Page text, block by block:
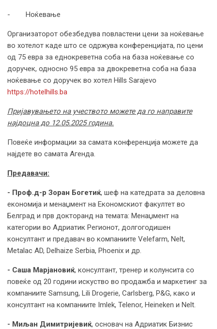
- Ноќевање
Организаторот обезбедува повластени цени за ноќевање
во хотелот каде што се одржува конференцијата, по цени
од 75 евра за еднокреветна соба на база ноќевање со
доручек, односно 95 евра за двокреветна соба на база
ноќевање со доручек во хотел Hills Sarajevo
https://hotelhills.ba
Пријавувањето на учеството можете да го направите
најдоцна до 12.05.2025 година.
Повеќе информации за самата конференција можете да
најдете во самата Агенда.
Предавачи:
- Проф.д-р Зоран Богетиќ, шеф на катедрата за деловна
економија и менаџмент на Економскиот факултет во
Белград и прв докторанд на темата: Менаџмент на
категории во Адриатик Регионот, долгогодишен
консултант и предавач во компаниите Velefarm, Nelt,
Metalac AD, Delhaize Serbia, Phoenix и др.
- Саша Марјановиќ, консултант, тренер и колунсита со
повеќе од 20 години искуство во продажба и маркетинг за
компаниите Samsung, Lili Drogerie, Carlsberg, P&G, како и
консултант на компаниите Imlek, Telenor, Heineken и Nelt.
- Миљан Димитријевиќ, основач на Адриатик Бизнис